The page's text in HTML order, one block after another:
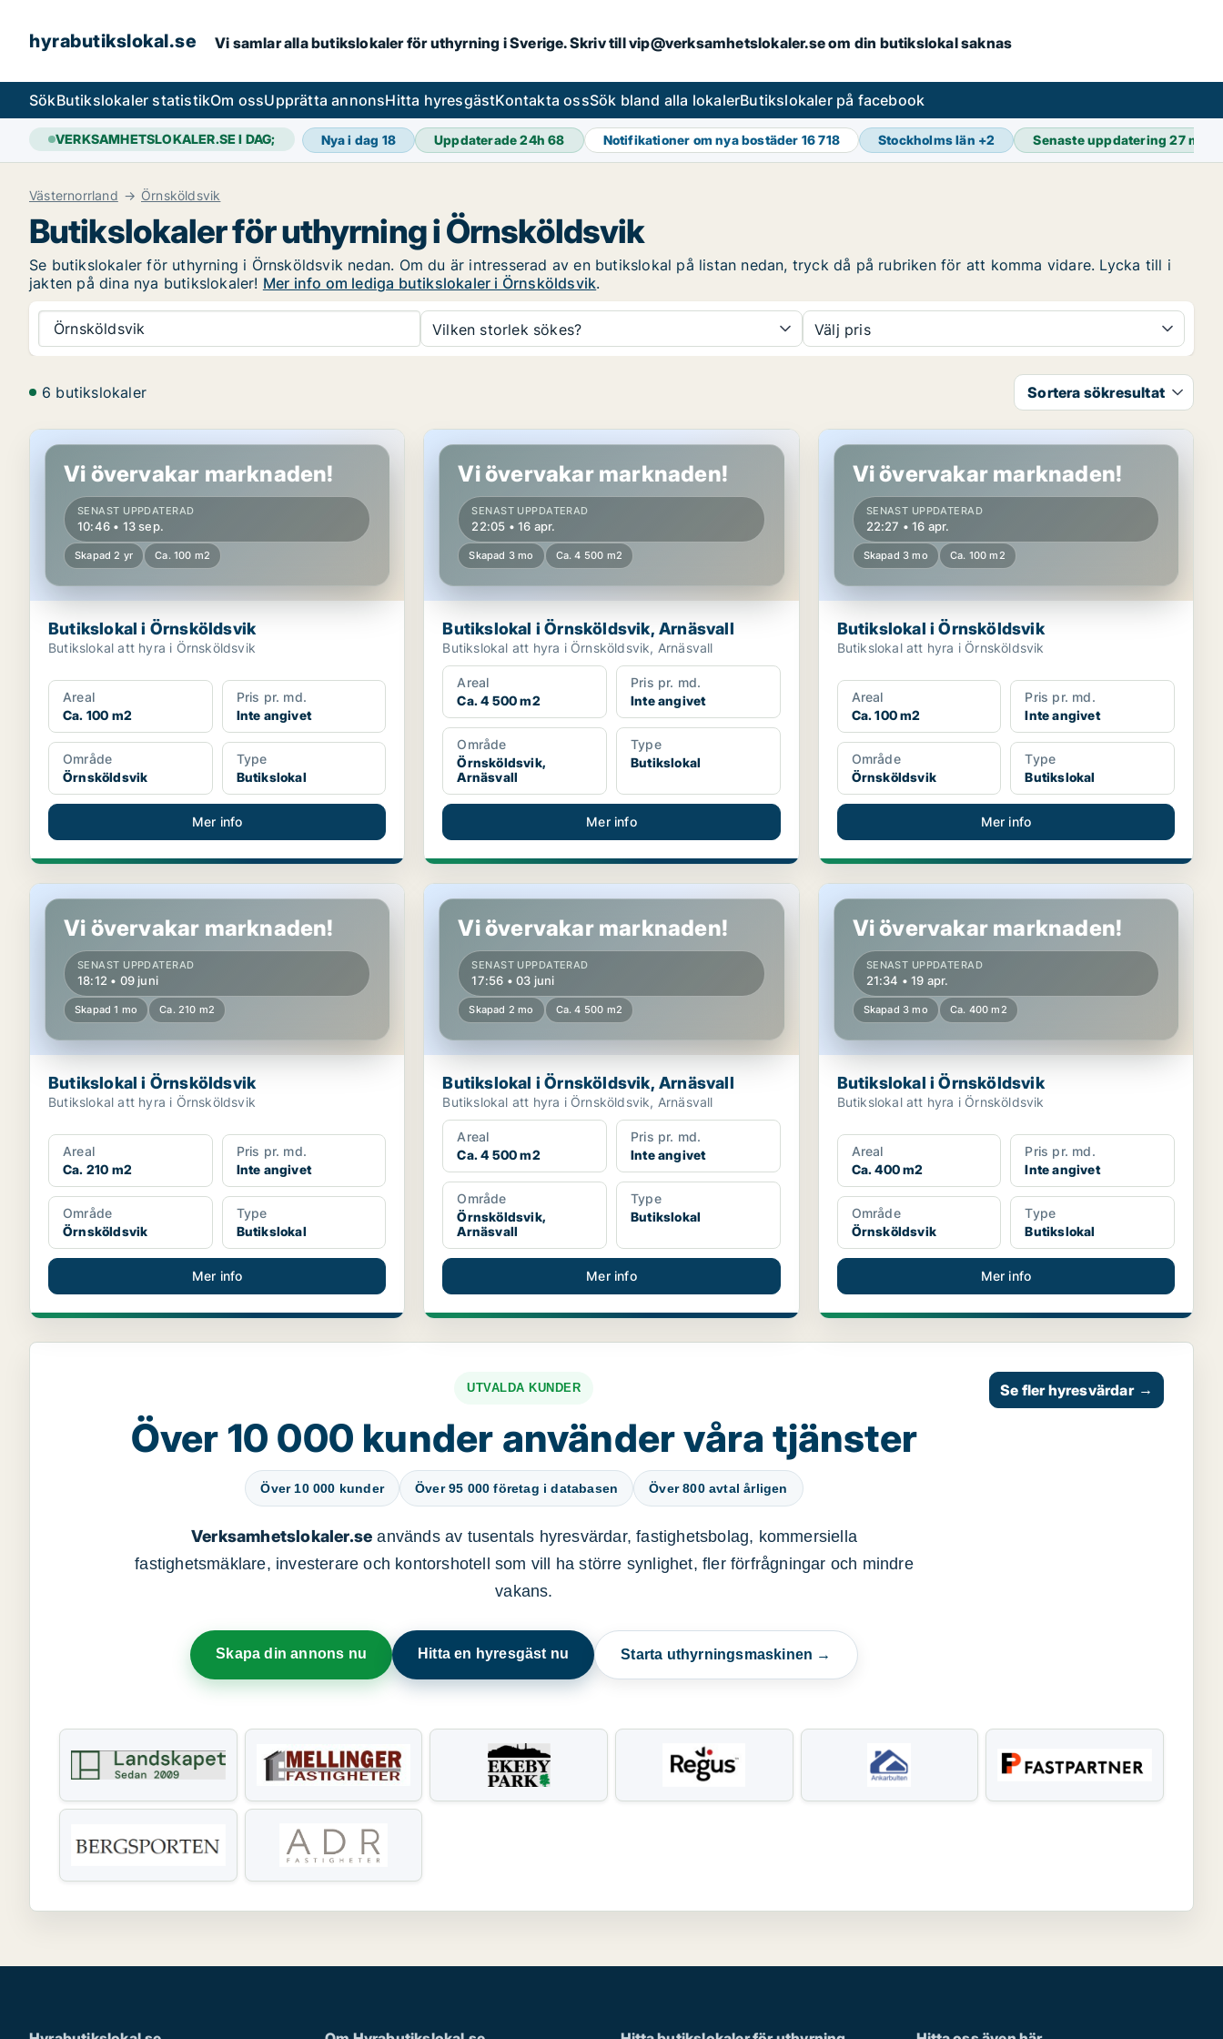
hyrabutikslokal.se Vi samlar alla butikslokaler för uthyrning i Sverige. Skriv till vip@verksamhetslokaler.se om din butikslokal saknas
SökButikslokaler statistikOm ossUpprätta annonsHitta hyresgästKontakta ossSök bland alla lokalerButikslokaler på facebook
VERKSAMHETSLOKALER.SE I DAG; Nya i dag 18 Uppdaterade 24h68 Notifikationer om nya bostäder 16 718 Stockholms län +2 Senaste uppdatering27 min
Västernorrland Örnsköldsvik
Butikslokaler för uthyrning i Örnsköldsvik
Se butikslokaler för uthyrning i Örnsköldsvik nedan. Om du är intresserad av en butikslokal på listan nedan, tryck då på rubriken för att komma vidare. Lycka till i
jakten på dina nya butikslokaler! Mer info om lediga butikslokaler i Örnsköldsvik.
Örnsköldsvik Vilken storlek sökes? Välj pris
6 butikslokaler Sortera sökresultat
Butikslokal i Örnsköldsvik
Vi övervakar marknaden!
SENAST UPPDATERAD
10:46 • 13 sep.
Skapad 2 yr Ca. 100 m2
Butikslokal i Örnsköldsvik
Butikslokal att hyra i Örnsköldsvik
Areal
Ca. 100 m2
Pris pr. md.
Inte angivet
Område
Örnsköldsvik
Type
Butikslokal
Mer info
Butikslokal i Örnsköldsvik, Arnäsvall
Vi övervakar marknaden!
SENAST UPPDATERAD
22:05 • 16 apr.
Skapad 3 mo Ca. 4 500 m2
Butikslokal i Örnsköldsvik, Arnäsvall
Butikslokal att hyra i Örnsköldsvik, Arnäsvall
Areal
Ca. 4 500 m2
Pris pr. md.
Inte angivet
Område
Örnsköldsvik,
Arnäsvall
Type
Butikslokal
Mer info
Butikslokal i Örnsköldsvik
Vi övervakar marknaden!
SENAST UPPDATERAD
22:27 • 16 apr.
Skapad 3 mo Ca. 100 m2
Butikslokal i Örnsköldsvik
Butikslokal att hyra i Örnsköldsvik
Areal
Ca. 100 m2
Pris pr. md.
Inte angivet
Område
Örnsköldsvik
Type
Butikslokal
Mer info
Butikslokal i Örnsköldsvik
Vi övervakar marknaden!
SENAST UPPDATERAD
18:12 • 09 juni
Skapad 1 mo Ca. 210 m2
Butikslokal i Örnsköldsvik
Butikslokal att hyra i Örnsköldsvik
Areal
Ca. 210 m2
Pris pr. md.
Inte angivet
Område
Örnsköldsvik
Type
Butikslokal
Mer info
Butikslokal i Örnsköldsvik, Arnäsvall
Vi övervakar marknaden!
SENAST UPPDATERAD
17:56 • 03 juni
Skapad 2 mo Ca. 4 500 m2
Butikslokal i Örnsköldsvik, Arnäsvall
Butikslokal att hyra i Örnsköldsvik, Arnäsvall
Areal
Ca. 4 500 m2
Pris pr. md.
Inte angivet
Område
Örnsköldsvik,
Arnäsvall
Type
Butikslokal
Mer info
Butikslokal i Örnsköldsvik
Vi övervakar marknaden!
SENAST UPPDATERAD
21:34 • 19 apr.
Skapad 3 mo Ca. 400 m2
Butikslokal i Örnsköldsvik
Butikslokal att hyra i Örnsköldsvik
Areal
Ca. 400 m2
Pris pr. md.
Inte angivet
Område
Örnsköldsvik
Type
Butikslokal
Mer info
UTVALDA KUNDER
Över 10 000 kunder använder våra tjänster
Över 10 000 kunder Över 95 000 företag i databasen Över 800 avtal årligen
Verksamhetslokaler.se används av tusentals hyresvärdar, fastighetsbolag, kommersiella
fastighetsmäklare, investerare och kontorshotell som vill ha större synlighet, fler förfrågningar och mindre
vakans.
Skapa din annons nu Hitta en hyresgäst nu Starta uthyrningsmaskinen →
Se fler hyresvärdar →